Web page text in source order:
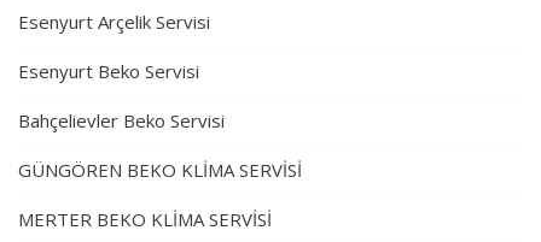
Esenyurt Arçelik Servisi
Esenyurt Beko Servisi
Bahçelievler Beko Servisi
GÜNGÖREN BEKO KLİMA SERVİSİ
MERTER BEKO KLİMA SERVİSİ